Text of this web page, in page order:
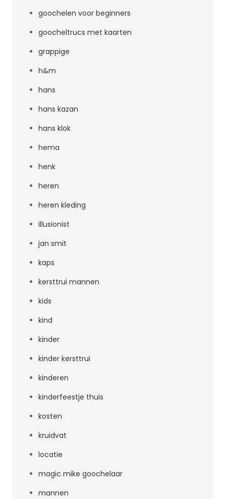
goochelen voor beginners
goocheltrucs met kaarten
grappige
h&m
hans
hans kazan
hans klok
hema
henk
heren
heren kleding
illusionist
jan smit
kaps
kersttrui mannen
kids
kind
kinder
kinder kersttrui
kinderen
kinderfeestje thuis
kosten
kruidvat
locatie
magic mike goochelaar
mannen